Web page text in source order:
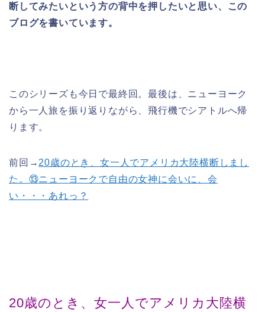
断してみたいという方の背中を押したいと思い、この
ブログを書いています。
このシリーズも今日で最終回。最後は、ニューヨーク
から一人旅を振り返りながら、飛行機でシアトルへ帰
ります。
前回→ 20歳のとき、女一人でアメリカ大陸横断しまし
た。⑬ニューヨークで自由の女神に会いに、会
い・・・あれっ？
20歳のとき、女一人でアメリカ大陸横